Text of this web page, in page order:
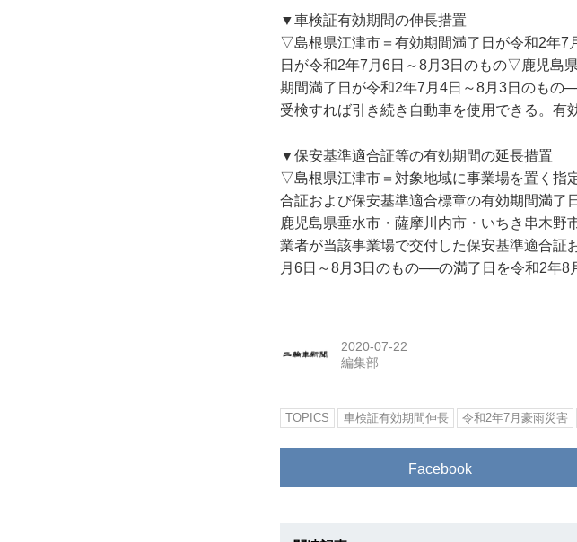
▼車検証有効期間の伸長措置
▽島根県江津市＝有効期間満了日が令和2年
日が令和2年7月6日～8月3日のもの▽鹿児島
期間満了日が令和2年7月4日～8月3日のもの
受検すれば引き続き自動車を使用できる。有
▼保安基準適合証等の有効期間の延長措置
▽島根県江津市＝対象地域に事業場を置く指
合証および保安基準適合標章の有効期間満了
鹿児島県垂水市・薩摩川内市・いちき串木
業者が当該事業場で交付した保安基準適合証
月6日～8月3日のもの──の満了日を令和2年8
2020-07-22
編集部
TOPICS 車検証有効期間伸長 令和2年7月豪雨災害
Facebook